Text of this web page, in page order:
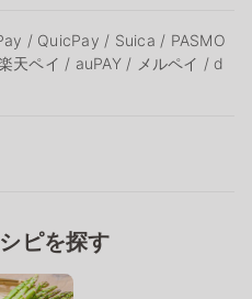
/ QuicPay / Suica / PASMO
天ペイ / auPAY / メルペイ / d
ピを探す